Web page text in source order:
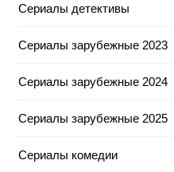
Сериалы детективы
Сериалы зарубежные 2023
Сериалы зарубежные 2024
Сериалы зарубежные 2025
Сериалы комедии